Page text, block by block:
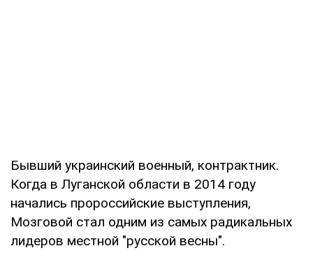
Бывший украинский военный, контрактник.
Когда в Луганской области в 2014 году
начались пророссийские выступления,
Мозговой стал одним из самых радикальных
лидеров местной "русской весны".